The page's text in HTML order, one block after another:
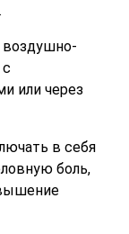
или через
в себя
боль,